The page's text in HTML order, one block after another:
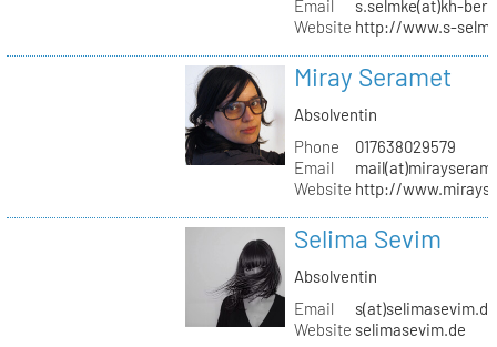
Email
s.selmke(at)kh-
Website http://www.s-
Miray Seramet
Absolventin
Phone
017638029579
Email
Website http://
Selima Sevim
Absolventin
Email
s(at)selimasevim.de
Website selimasevim.de